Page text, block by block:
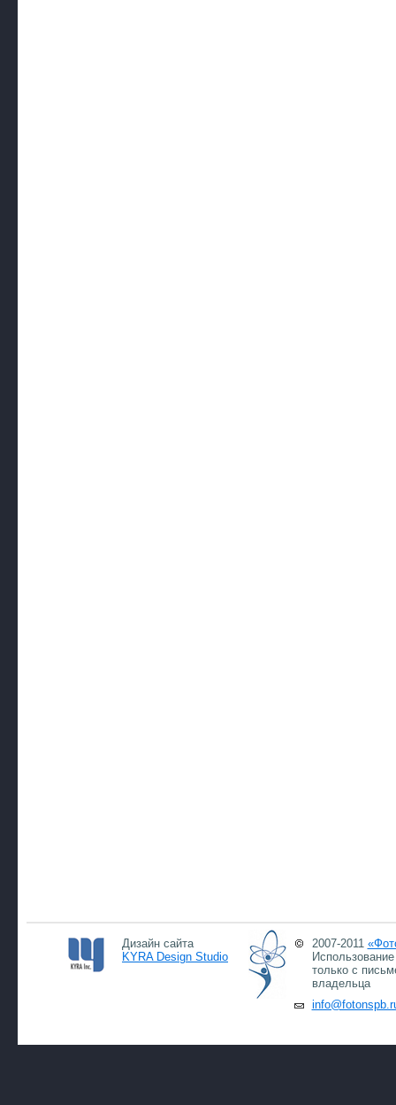
Дизайн сайта
KYRA Design Studio
2007-2011
только с
владельца